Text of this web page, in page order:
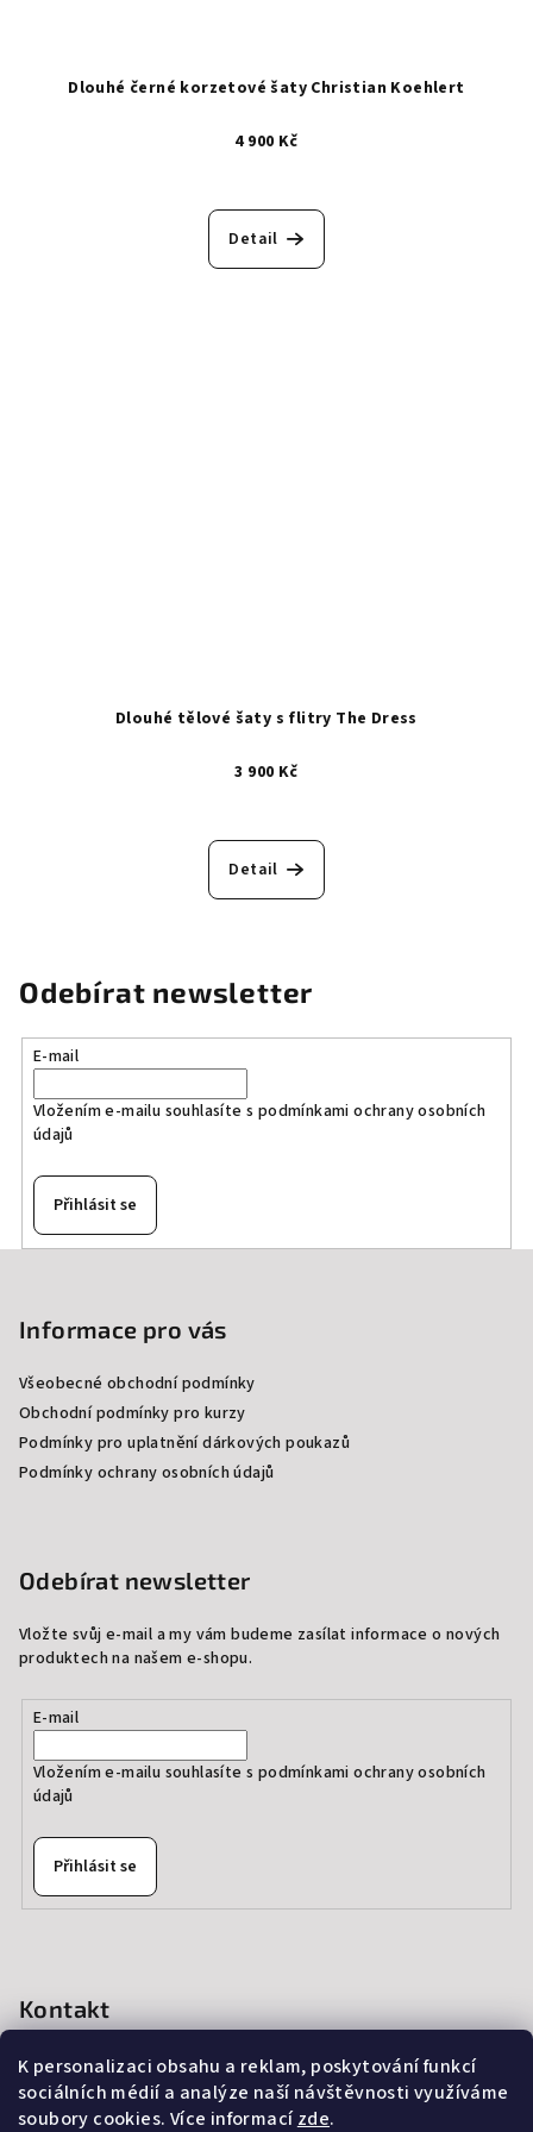
K personalizaci obsahu a reklam, poskytování funkcí
sociálních médií a analýze naší návštěvnosti využíváme
soubory cookies. Více informacízde.
Dlouhé černé korzetové šaty Christian Koehlert
4 900 Kč
Detail
Dlouhé tělové šaty s flitry The Dress
3 900 Kč
Detail
Odebírat newsletter
E-mail
Vložením e-mailu souhlasíte s podmínkami ochrany osobních
údajů
Přihlásit se
Informace pro vás
Všeobecné obchodní podmínky
Obchodní podmínky pro kurzy
Podmínky pro uplatnění dárkových poukazů
Podmínky ochrany osobních údajů
Odebírat newsletter
Vložte svůj e-mail a my vám budeme zasílat informace o nových
produktech na našem e-shopu.
E-mail
Vložením e-mailu souhlasíte s podmínkami ochrany osobních
údajů
Přihlásit se
Kontakt
info@thedressprague.com
+420 724 244 022